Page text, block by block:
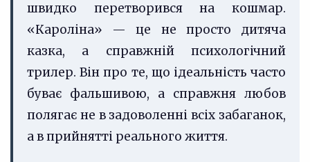
швидко перетворився на кошмар.
«Кароліна» — це не просто дитяча
казка, а справжній психологічний
трилер. Він про те, що ідеальність часто
буває фальшивою, а справжня любов
полягає не в задоволенні всіх забаганок,
а в прийнятті реального життя.